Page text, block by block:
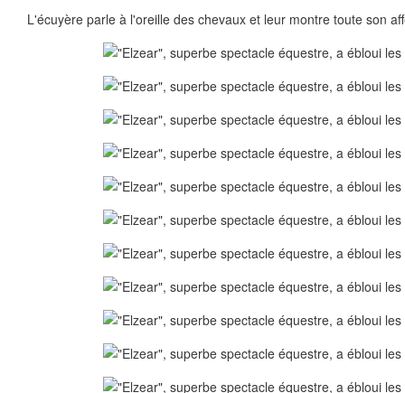
L'écuyère parle à l'oreille des chevaux et leur montre toute son